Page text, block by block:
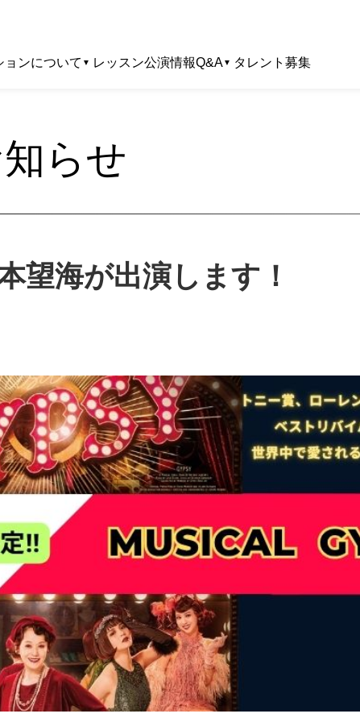
ョンについて レッスン公演情報Q&A タレント募集
らせ
望海が出演します！